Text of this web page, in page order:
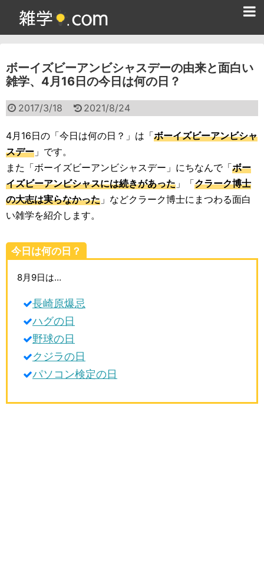
ボーイズビーアンビシャスデーの由来と面白い
雑学、4月16日の今日は何の日？
2017/3/18 2021/8/24
4月16日の「今日は何の日？」は「ボーイズビーアンビシャ
スデー 」です。
また「ボーイズビーアンビシャスデー」にちなんで「ボー
イズビーアンビシャスには続きがあった 」「クラーク博士
の大志は実らなかった 」などクラーク博士にまつわる面白
い雑学を紹介します。
今日は何の日？
8月9日は…
長崎原爆忌
ハグの日
野球の日
クジラの日
パソコン検定の日
雑学クイズ問題集
面白い雑学
ためになる雑学
スポーツ雑学
食べ物雑学
動物雑学
歴史雑学
生活雑学
サイト情報